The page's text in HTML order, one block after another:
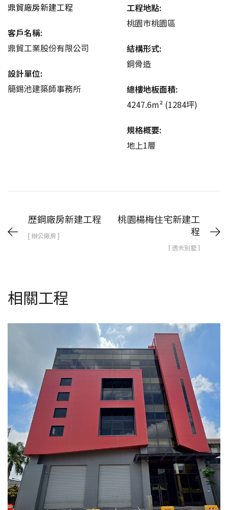
鼎貿廠房新建工程
客戶名稱:
鼎貿工業股份有限公司
設計單位:
簡錫池建築師事務所
工程地點:
桃園市桃園區
結構形式:
鋼骨造
總樓地板面積:
4247.6m² (1284坪)
規格概要:
地上1層
歷鋼廠房新建工程
[ 辦公廠房 ]
桃園楊梅住宅新建工
程
[ 透天別墅 ]
相關工程
昇銳電子八德智慧科技園區廠房新
建工程
在建工程 辦公廠房